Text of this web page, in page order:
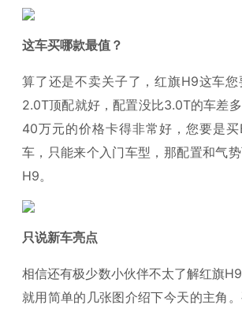
这车买哪款最值？
算了还是不卖关子了，红旗H9这车
2.0T顶配就好，配置没比3.0T的车差
40万元的价格卡得非常好，您要是
车，只能来个入门车型，那配置和气
H9。
只说新车亮点
相信还有极少数小伙伴不太了解红旗
就用简单的几张图介绍下今天的主角